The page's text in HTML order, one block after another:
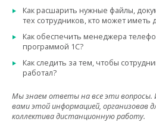
Как расшарить нужные файлы,
тех сотрудников, кто может иметь
Как обеспечить менеджера
программой 1С?
Как следить за тем, чтобы
работал?
Мы знаем ответы на все эти вопросы.
вами этой информацией, организовав
коллектива дистанционную работу.